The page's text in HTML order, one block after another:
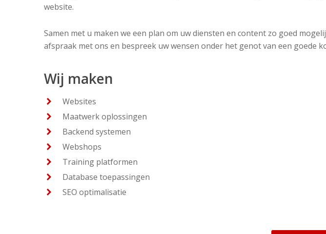
website.
Samen met u maken we een plan om uw diensten en content zo goed
afspraak met ons en bespreek uw wensen onder het genot van een goede
Wij maken
Websites
Maatwerk oplossingen
Backend systemen
Webshops
Training platformen
Database toepassingen
SEO optimalisatie